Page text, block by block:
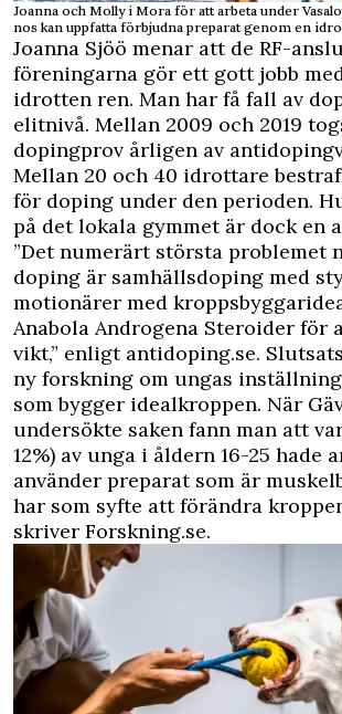
Joanna och Molly i Mora för att arbeta under
nos kan uppfatta förbjudna preparat genom en
Joanna Sjöö menar att de RF-
föreningarna gör ett gott jobb
idrotten ren. Man har få fall av
elitnivå. Mellan 2009 och 2019
dopingprov årligen av
Mellan 20 och 40 idrottare
för doping under den perioden.
på det lokala gymmet är dock en
”Det numerärt största problemet
doping är samhällsdoping med
motionärer med
Anabola Androgena Steroider för
vikt,” enligt antidoping.se.
ny forskning om ungas
som bygger idealkroppen. När
undersökte saken fann man att
12%) av unga i åldern 16-25 hade
använder preparat som är
har som syfte att förändra
skriver Forskning.se.